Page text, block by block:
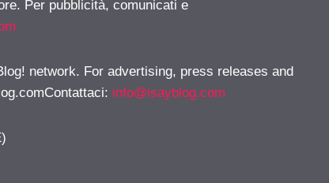
Per pubblicità, comunicati e
network. For advertising, press releases and
: info@isayblog.com